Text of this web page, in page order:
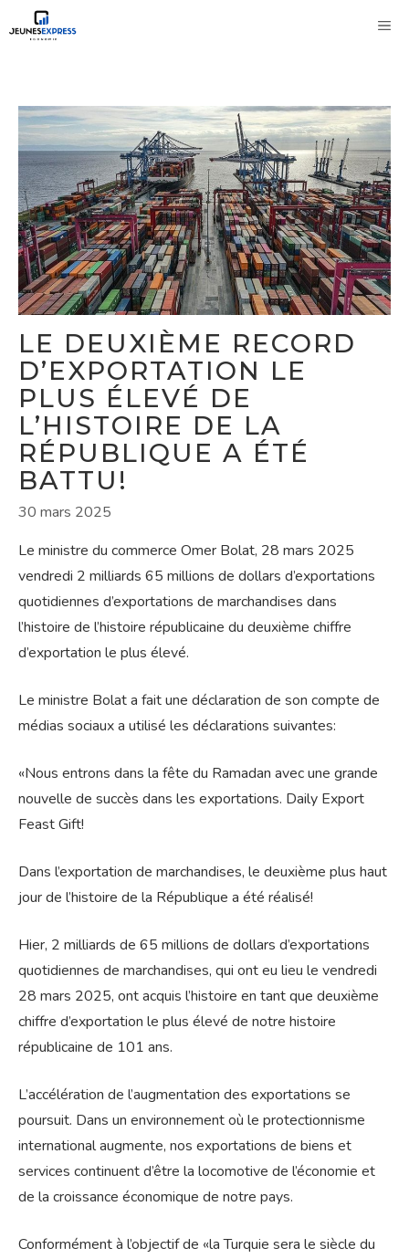
au
LE DEUXIÈME RECORD
D’EXPORTATION LE
PLUS ÉLEVÉ DE
L’HISTOIRE DE LA
RÉPUBLIQUE A ÉTÉ
BATTU!
30 mars 2025
Le ministre du commerce Omer Bolat, 28 mars 2025
vendredi 2 milliards 65 millions de dollars d’exportations
quotidiennes d’exportations de marchandises dans
l’histoire de l’histoire républicaine du deuxième chiffre
d’exportation le plus élevé.
Le ministre Bolat a fait une déclaration de son compte de
médias sociaux a utilisé les déclarations suivantes:
«Nous entrons dans la fête du Ramadan avec une grande
nouvelle de succès dans les exportations. Daily Export
Feast Gift!
Dans l’exportation de marchandises, le deuxième plus haut
jour de l’histoire de la République a été réalisé!
Hier, 2 milliards de 65 millions de dollars d’exportations
quotidiennes de marchandises, qui ont eu lieu le vendredi
28 mars 2025, ont acquis l’histoire en tant que deuxième
chiffre d’exportation le plus élevé de notre histoire
républicaine de 101 ans.
L’accélération de l’augmentation des exportations se
poursuit. Dans un environnement où le protectionnisme
international augmente, nos exportations de biens et
services continuent d’être la locomotive de l’économie et
de la croissance économique de notre pays.
Conformément à l’objectif de «la Turquie sera le siècle du